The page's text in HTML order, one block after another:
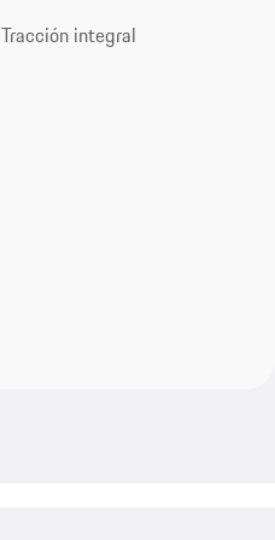
Tracción integral